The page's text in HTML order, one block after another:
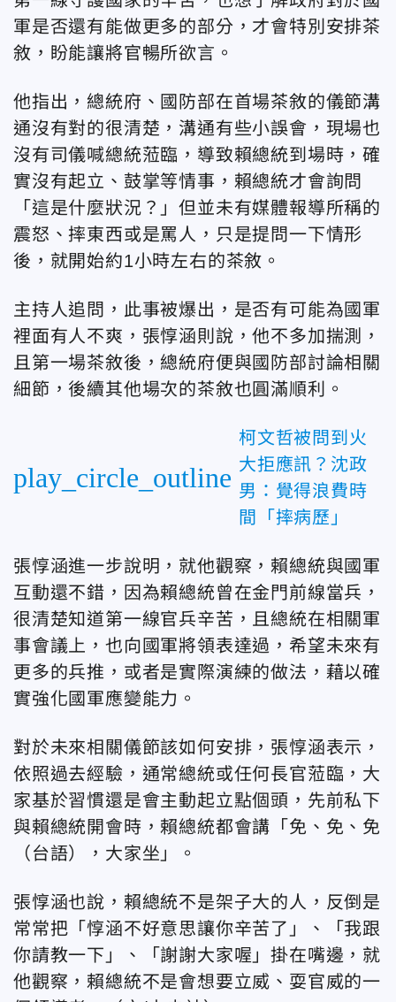
軍是否還有能做更多的部分，才會特別安排茶
敘，盼能讓將官暢所欲言。
他指出，總統府、國防部在首場茶敘的儀節溝
通沒有對的很清楚，溝通有些小誤會，現場也
沒有司儀喊總統蒞臨，導致賴總統到場時，確
實沒有起立、鼓掌等情事，賴總統才會詢問
「這是什麼狀況？」但並未有媒體報導所稱的
震怒、摔東西或是罵人，只是提問一下情形
後，就開始約1小時左右的茶敘。
主持人追問，此事被爆出，是否有可能為國軍
裡面有人不爽，張惇涵則說，他不多加揣測，
且第一場茶敘後，總統府便與國防部討論相關
細節，後續其他場次的茶敘也圓滿順利。
play_circle_outline
柯文哲被問到火
大拒應訊？沈政
男：覺得浪費時
間「摔病歷」
張惇涵進一步說明，就他觀察，賴總統與國軍
互動還不錯，因為賴總統曾在金門前線當兵，
很清楚知道第一線官兵辛苦，且總統在相關軍
事會議上，也向國軍將領表達過，希望未來有
更多的兵推，或者是實際演練的做法，藉以確
實強化國軍應變能力。
對於未來相關儀節該如何安排，張惇涵表示，
依照過去經驗，通常總統或任何長官蒞臨，大
家基於習慣還是會主動起立點個頭，先前私下
與賴總統開會時，賴總統都會講「免、免、免
（台語），大家坐」。
張惇涵也說，賴總統不是架子大的人，反倒是
常常把「惇涵不好意思讓你辛苦了」、「我跟
你請教一下」、「謝謝大家喔」掛在嘴邊，就
他觀察，賴總統不是會想要立威、耍官威的一